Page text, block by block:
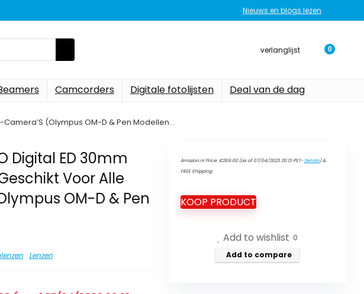
Nieuws en blogs lezen
verlanglijst 0
Camcorders Digitale fotolijsten Deal van de dag
Camera’S (Olympus OM-D & Pen Modellen…
Digital ED 30mm
Voor Alle
OM-D & Pen
Lenzen
Amazon.nl Price: €269.00(as of 07/04/2023 20:13 PST-Details)&
FREE Shipping.
KOOP PRODUCT
Add to wishlist 0
Add to compare